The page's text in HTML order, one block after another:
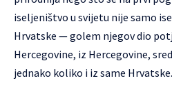
iseljeništvo u svijetu nije samo
Hrvatske — golem njegov dio
Hercegovine, iz Hercegovine,
jednako koliko i iz same